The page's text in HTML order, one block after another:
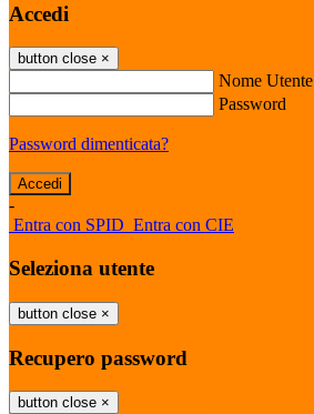
Accedi
button close ×
Nome Utente
Password
Password dimenticata?
-
Entra con SPID Entra con CIE
Seleziona utente
button close ×
Recupero password
button close ×